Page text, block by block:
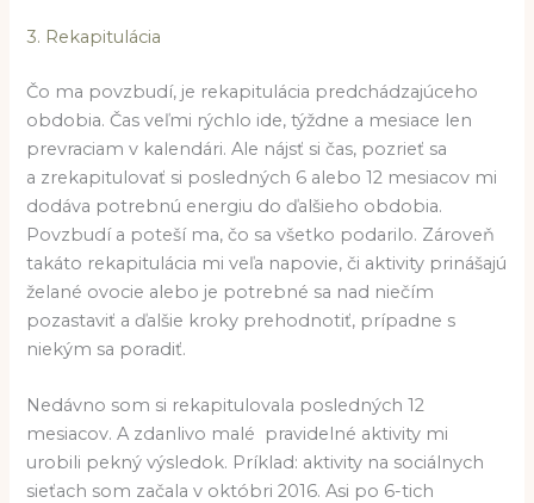
3. Rekapitulácia
Čo ma povzbudí, je rekapitulácia predchádzajúceho
obdobia. Čas veľmi rýchlo ide, týždne a mesiace len
prevraciam v kalendári. Ale nájsť si čas, pozrieť sa
a zrekapitulovať si posledných 6 alebo 12 mesiacov mi
dodáva potrebnú energiu do ďalšieho obdobia.
Povzbudí a poteší ma, čo sa všetko podarilo. Zároveň
takáto rekapitulácia mi veľa napovie, či aktivity prinášajú
želané ovocie alebo je potrebné sa nad niečím
pozastaviť a ďalšie kroky prehodnotiť, prípadne s
niekým sa poradiť.
Nedávno som si rekapitulovala posledných 12
mesiacov. A zdanlivo malé pravidelné aktivity mi
urobili pekný výsledok. Príklad: aktivity na sociálnych
sieťach som začala v októbri 2016. Asi po 6-tich